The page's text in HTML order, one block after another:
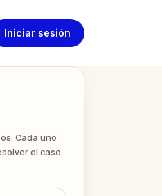
Iniciar sesión
Cada uno
el caso